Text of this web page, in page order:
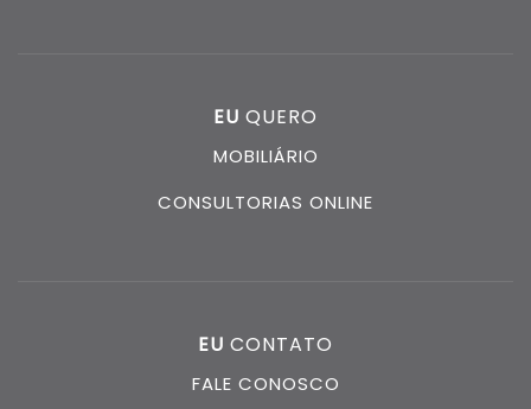
EU QUERO
MOBILIÁRIO
CONSULTORIAS ONLINE
EU CONTATO
FALE CONOSCO